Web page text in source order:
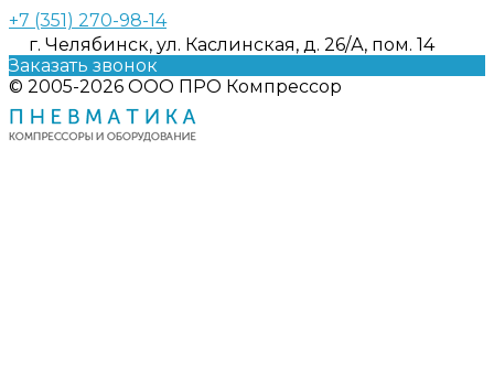
+7 (351) 270-98-14
г. Челябинск, ул. Каслинская, д. 26/А, пом. 14
Заказать звонок
© 2005-2026 ООО ПРО Компрессор